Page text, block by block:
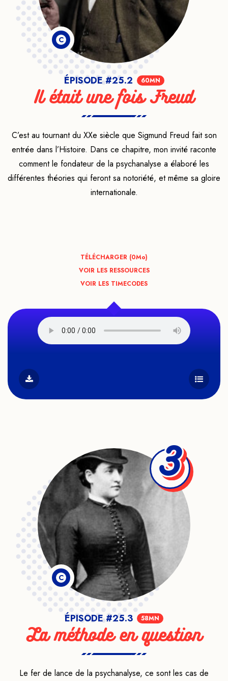
C
ÉPISODE #25.2 60MN
Il était une fois Freud
C’est au tournant du XXe siècle que Sigmund Freud fait son
entrée dans l’Histoire. Dans ce chapitre, mon invité raconte
comment le fondateur de la psychanalyse a élaboré les
différentes théories qui feront sa notoriété, et même sa gloire
internationale.
TÉLÉCHARGER (0Mo)
VOIR LES RESSOURCES
VOIR LES TIMECODES
3
C
ÉPISODE #25.3 58MN
La méthode en question
Le fer de lance de la psychanalyse, ce sont les cas de